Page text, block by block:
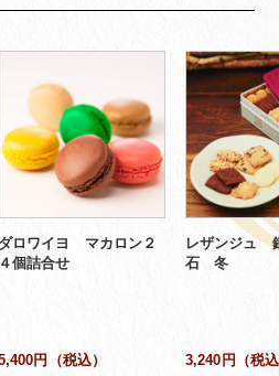
ダロワイヨ マカロン２
４個詰合せ
円（税込）
レザンジュ
石 冬
3,240円（税